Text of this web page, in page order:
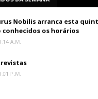
Nobilis arranca esta
conhecidos os horários
A.m.
P.m.